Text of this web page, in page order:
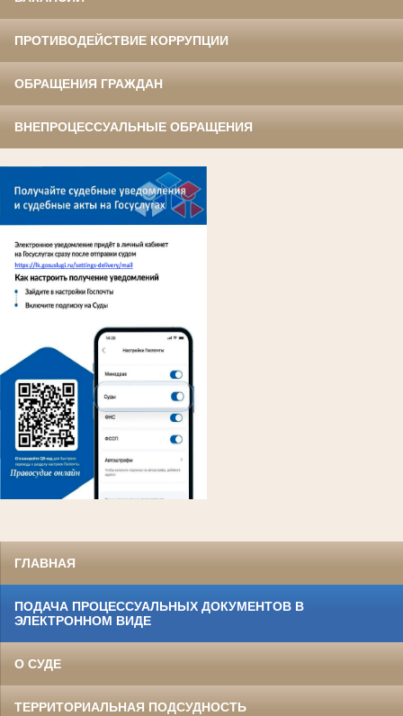
ПРОТИВОДЕЙСТВИЕ КОРРУПЦИИ
ОБРАЩЕНИЯ ГРАЖДАН
ВНЕПРОЦЕССУАЛЬНЫЕ ОБРАЩЕНИЯ
ГЛАВНАЯ
ПОДАЧА ПРОЦЕССУАЛЬНЫХ ДОКУМЕНТОВ В
ЭЛЕКТРОННОМ ВИДЕ
О СУДЕ
ТЕРРИТОРИАЛЬНАЯ ПОДСУДНОСТЬ